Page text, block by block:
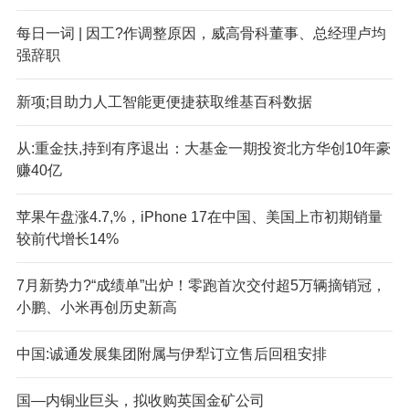
每日一词 | 因工?作调整原因，威高骨科董事、总经理卢均
强辞职
新项;目助力人工智能更便捷获取维基百科数据
从:重金扶,持到有序退出：大基金一期投资北方华创10年豪
赚40亿
苹果午盘涨4.7,%，iPhone 17在中国、美国上市初期销量
较前代增长14%
7月新势力?“成绩单”出炉！零跑首次交付超5万辆摘销冠，
小鹏、小米再创历史新高
中国:诚通发展集团附属与伊犁订立售后回租安排
国—内铜业巨头，拟收购英国金矿公司